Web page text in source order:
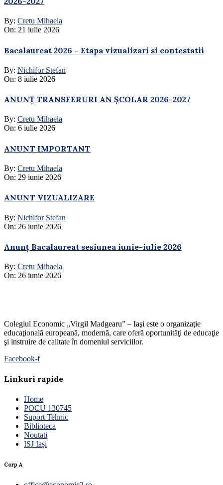
By: Cretu Mihaela
On: 21 iulie 2026
Bacalaureat 2026 – Etapa vizualizari si contestatii
By: Nichifor Stefan
On: 8 iulie 2026
ANUNȚ TRANSFERURI AN ȘCOLAR 2026-2027
By: Cretu Mihaela
On: 6 iulie 2026
ANUNT IMPORTANT
By: Cretu Mihaela
On: 29 iunie 2026
ANUNT VIZUALIZARE
By: Nichifor Stefan
On: 26 iunie 2026
Anunț Bacalaureat sesiunea iunie-iulie 2026
By: Cretu Mihaela
On: 26 iunie 2026
Colegiul Economic „Virgil Madgearu” – Iaşi este o organizaţie
educaţională europeană, modernă, care oferă oportunităţi de educaţie
şi instruire de calitate în domeniul serviciilor.
Facebook-f
Linkuri rapide
Home
POCU 130745
Suport Tehnic
Biblioteca
Noutati
ISJ Iași
Corp A